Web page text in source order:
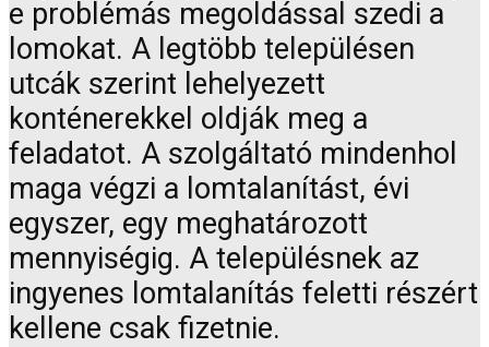
e problémás megoldással szedi a
lomokat. A legtöbb településen
utcák szerint lehelyezett
konténerekkel oldják meg a
feladatot. A szolgáltató mindenhol
maga végzi a lomtalanítást, évi
egyszer, egy meghatározott
mennyiségig. A településnek az
ingyenes lomtalanítás feletti részért
kellene csak fizetnie.